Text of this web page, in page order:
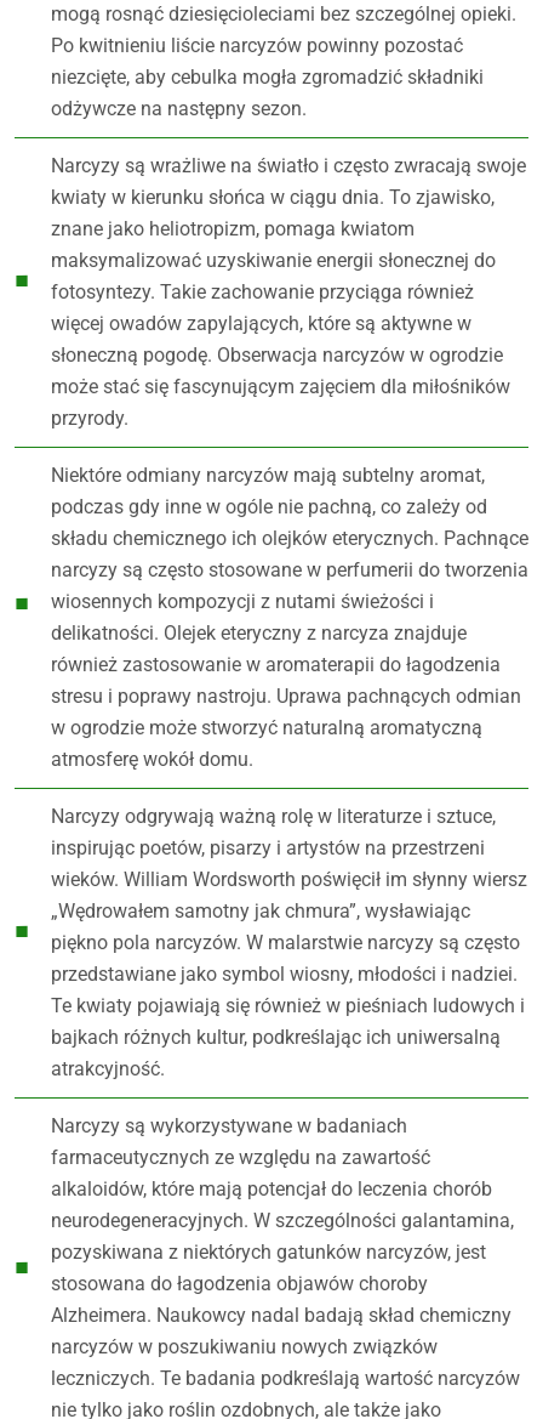
mogą rosnąć dziesięcioleciami bez szczególnej opieki.
Po kwitnieniu liście narcyzów powinny pozostać
niezcięte, aby cebulka mogła zgromadzić składniki
odżywcze na następny sezon.
Narcyzy są wrażliwe na światło i często zwracają swoje
kwiaty w kierunku słońca w ciągu dnia. To zjawisko,
znane jako heliotropizm, pomaga kwiatom
maksymalizować uzyskiwanie energii słonecznej do
fotosyntezy. Takie zachowanie przyciąga również
więcej owadów zapylających, które są aktywne w
słoneczną pogodę. Obserwacja narcyzów w ogrodzie
może stać się fascynującym zajęciem dla miłośników
przyrody.
Niektóre odmiany narcyzów mają subtelny aromat,
podczas gdy inne w ogóle nie pachną, co zależy od
składu chemicznego ich olejków eterycznych. Pachnące
narcyzy są często stosowane w perfumerii do tworzenia
wiosennych kompozycji z nutami świeżości i
delikatności. Olejek eteryczny z narcyza znajduje
również zastosowanie w aromaterapii do łagodzenia
stresu i poprawy nastroju. Uprawa pachnących odmian
w ogrodzie może stworzyć naturalną aromatyczną
atmosferę wokół domu.
Narcyzy odgrywają ważną rolę w literaturze i sztuce,
inspirując poetów, pisarzy i artystów na przestrzeni
wieków. William Wordsworth poświęcił im słynny wiersz
„Wędrowałem samotny jak chmura”, wysławiając
piękno pola narcyzów. W malarstwie narcyzy są często
przedstawiane jako symbol wiosny, młodości i nadziei.
Te kwiaty pojawiają się również w pieśniach ludowych i
bajkach różnych kultur, podkreślając ich uniwersalną
atrakcyjność.
Narcyzy są wykorzystywane w badaniach
farmaceutycznych ze względu na zawartość
alkaloidów, które mają potencjał do leczenia chorób
neurodegeneracyjnych. W szczególności galantamina,
pozyskiwana z niektórych gatunków narcyzów, jest
stosowana do łagodzenia objawów choroby
Alzheimera. Naukowcy nadal badają skład chemiczny
narcyzów w poszukiwaniu nowych związków
leczniczych. Te badania podkreślają wartość narcyzów
nie tylko jako roślin ozdobnych, ale także jako